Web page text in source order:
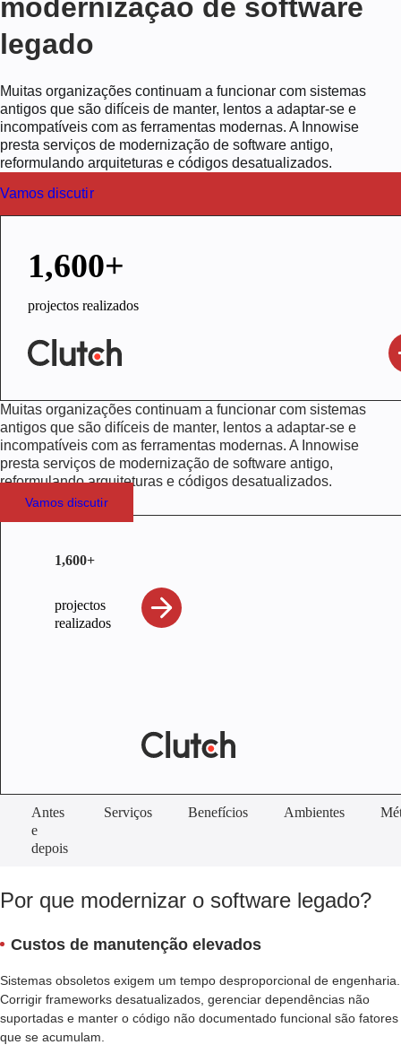
modernização de software
legado
Muitas organizações continuam a funcionar com sistemas
antigos que são difíceis de manter, lentos a adaptar-se e
incompatíveis com as ferramentas modernas. A Innowise
presta serviços de modernização de software antigo,
reformulando arquiteturas e códigos desatualizados.
Vamos discutir
1,600+
projectos realizados
Muitas organizações continuam a funcionar com sistemas
antigos que são difíceis de manter, lentos a adaptar-se e
incompatíveis com as ferramentas modernas. A Innowise
presta serviços de modernização de software antigo,
reformulando arquiteturas e códigos desatualizados.
Vamos discutir
1,600+
projectos
realizados
Antes
e
depois
Serviços Benefícios Ambientes
Por que modernizar o software legado?
Custos de manutenção elevados
Sistemas obsoletos exigem um tempo desproporcional de engenharia.
Corrigir frameworks desatualizados, gerenciar dependências não
suportadas e manter o código não documentado funcional são fatores
que se acumulam.